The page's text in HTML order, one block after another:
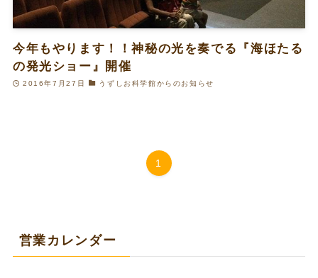
今年もやります！！神秘の光を奏でる『海ほたる
の発光ショー』開催
2016年7月27日 うずしお科学館からのお知らせ
1
営業カレンダー